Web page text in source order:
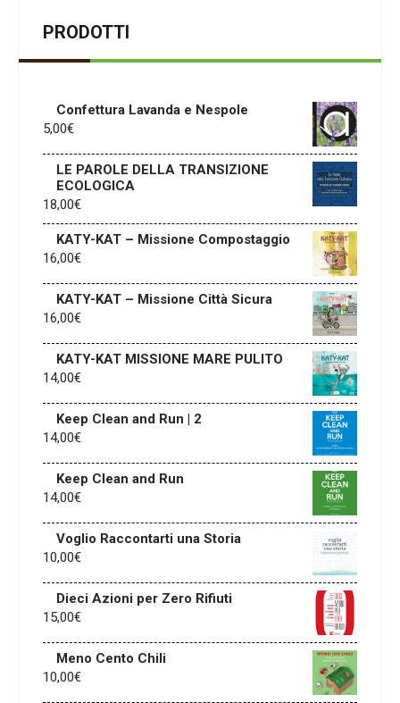
PRODOTTI
Confettura Lavanda e Nespole
5,00€
LE PAROLE DELLA TRANSIZIONE
ECOLOGICA
18,00€
KATY-KAT – Missione Compostaggio
16,00€
KATY-KAT – Missione Città Sicura
16,00€
KATY-KAT MISSIONE MARE PULITO
14,00€
Keep Clean and Run | 2
14,00€
Keep Clean and Run
14,00€
Voglio Raccontarti una Storia
10,00€
Dieci Azioni per Zero Rifiuti
15,00€
Meno Cento Chili
10,00€